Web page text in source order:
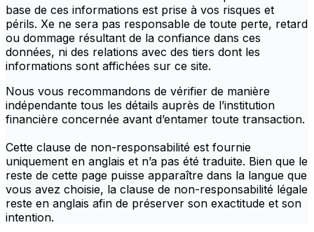
base de ces informations est prise à vos risques et
périls. Xe ne sera pas responsable de toute perte, retard
ou dommage résultant de la confiance dans ces
données, ni des relations avec des tiers dont les
informations sont affichées sur ce site.
Nous vous recommandons de vérifier de manière
indépendante tous les détails auprès de l’institution
financière concernée avant d’entamer toute transaction.
Cette clause de non-responsabilité est fournie
uniquement en anglais et n’a pas été traduite. Bien que le
reste de cette page puisse apparaître dans la langue que
vous avez choisie, la clause de non-responsabilité légale
reste en anglais afin de préserver son exactitude et son
intention.